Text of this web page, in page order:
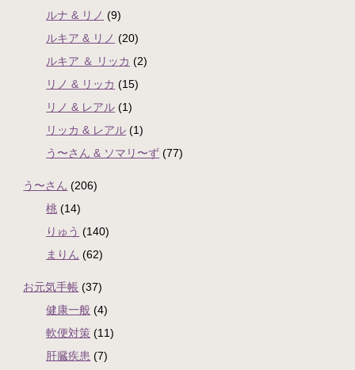
ルナ & リノ (9)
ルキア & リノ (20)
ルキア ＆ リッカ (2)
リノ & リッカ (15)
リノ & レアル (1)
リッカ & レアル (1)
う〜さん & ソマリ〜ず (77)
う〜さん (206)
桃 (14)
りゅう (140)
まりん (62)
お元気手帳 (37)
健康一般 (4)
軟便対策 (11)
肝臓疾患 (7)